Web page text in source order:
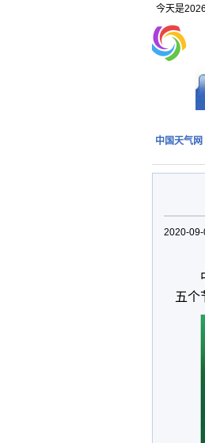
今天是
中国天气网
2020-
五个